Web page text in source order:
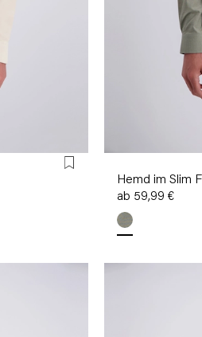
Hemd im Slim
ab 59,99 €